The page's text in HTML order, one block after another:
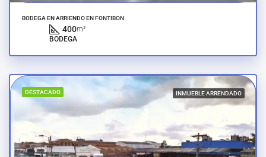
BODEGA EN ARRIENDO EN FONTIBON
400m²
BODEGA
DESTACADO INMUEBLE ARRENDADO